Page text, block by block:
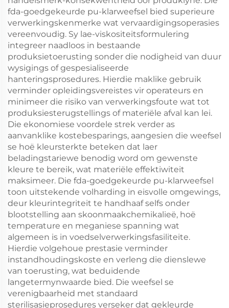
fda-goedgekeurde pu-klarweefsel bied superieure
verwerkingskenmerke wat vervaardigingsoperasies
vereenvoudig. Sy lae-viskositeitsformulering
integreer naadloos in bestaande
produksietoerusting sonder die nodigheid van duur
wysigings of gespesialiseerde
hanteringsprosedures. Hierdie maklike gebruik
verminder opleidingsvereistes vir operateurs en
minimeer die risiko van verwerkingsfoute wat tot
produksiesterugstellings of materiële afval kan lei.
Die ekonomiese voordele strek verder as
aanvanklike kostebesparings, aangesien die weefsel
se hoë kleursterkte beteken dat laer
beladingstariewe benodig word om gewenste
kleure te bereik, wat materiële effektiwiteit
maksimeer. Die fda-goedgekeurde pu-klarweefsel
toon uitstekende volharding in eisvolle omgewings,
deur kleurintegriteit te handhaaf selfs onder
blootstelling aan skoonmaakchemikalieë, hoë
temperature en meganiese spanning wat
algemeen is in voedselverwerkingsfasiliteite.
Hierdie volgehoue prestasie verminder
instandhoudingskoste en verleng die dienslewe
van toerusting, wat beduidende
langetermynwaarde bied. Die weefsel se
verenigbaarheid met standaard
sterilisasieprosedures verseker dat gekleurde